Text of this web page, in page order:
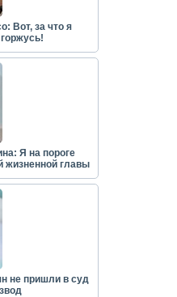
Вот, за что я
Я на пороге
жизненной главы
не пришли в суд